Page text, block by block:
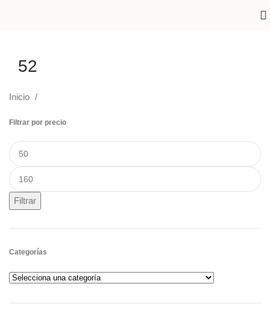
52
Inicio
Filtrar por precio
Filtrar
Categorías